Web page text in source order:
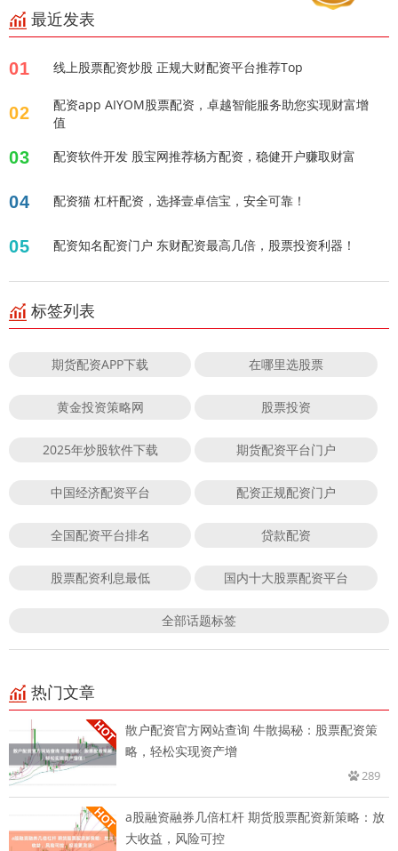
最近发表
01 线上股票配资炒股 正规大财配资平台推荐Top
02
配资app AIYOM股票配资，卓越智能服务助您实现财富增
值
03 配资软件开发 股宝网推荐杨方配资，稳健开户赚取财富
04 配资猫 杠杆配资，选择壹卓信宝，安全可靠！
05 配资知名配资门户 东财配资最高几倍，股票投资利器！
标签列表
期货配资APP下载 在哪里选股票
黄金投资策略网 股票投资
2025年炒股软件下载 期货配资平台门户
中国经济配资平台 配资正规配资门户
全国配资平台排名 贷款配资
股票配资利息最低 国内十大股票配资平台
全部话题标签
热门文章
散户配资官方网站查询 牛散揭秘：股票配资策
略，轻松实现资产增
289
a股融资融券几倍杠杆 期货股票配资新策略：放
大收益，风险可控